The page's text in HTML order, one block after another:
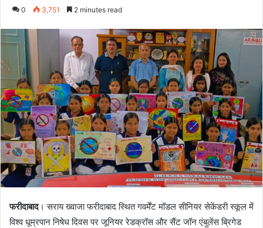
e
n
e
m
a
i
l
0 3,751 2 minutes read
फरीदाबाद। सराय ख्वाजा फरीदाबाद स्थित गवर्मेंट मॉडल सीनियर सेकेंडरी स्कूल में
विश्व धूम्रपान निषेध दिवस पर जूनियर रेडक्रॉस और सैंट जॉन एंबुलेंस ब्रिगेड